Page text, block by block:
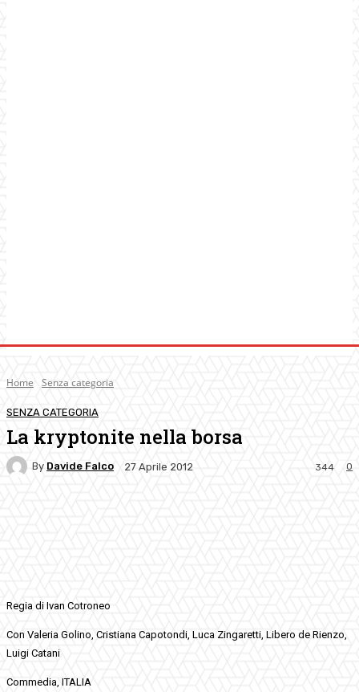
Home Senza categoria
SENZA CATEGORIA
La kryptonite nella borsa
By Davide Falco 27 Aprile 2012 0
344
Regia di Ivan Cotroneo
Con Valeria Golino, Cristiana Capotondi, Luca Zingaretti, Libero de Rienzo,
Luigi Catani
Commedia, ITALIA